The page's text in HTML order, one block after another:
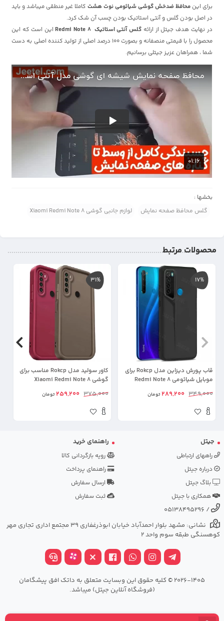
برای اینمحافظ ضدخش گوشی شیائومی نوت هشت کاملا غیر منطقی میباشد و باید
در اصل بودن گلس و آنتی استاتیک بودن چسب آن شک کرد.
در نهایت هدف جیتل از ارائه گلس آنتی استاتیک Redmi Note 8
این است که این
محصول را با قیمتی منصفانه و بصورت 100 درصد اصلی از تولید کننده اصلی به دست
شما ، همراهان عزیز جیتلی برسانیم.
بخشها :
گلس محافظ صفحه نمایش لوازم جانبی گوشی Xiaomi Redmi Note 8
محصولات مرتبط
17%
قاب پورش دیزاین مدل Rokcp برای
موبایل شیائومی Redmi Note 8
349,000
289,200تومان
31%
کاور سولید مدل Rokcp مناسب برای
گوشی Xiaomi Redmi Note 8
375,000
259,200تومان
جیتل
راههای ارتباطی
درباره جیتل
بلاگ جیتل
همکاری با جیتل
راهنمای خرید
رویه بازگردانی کالا
راهنمای پرداخت
ارسال سفارش
ثبت سفارش
/
05138495296
نشانی: مشهد بلوار احمدآباد خیابان ابوذرغفاری 39 مجتمع اداری تجاری مهر
کوهسنگی طبقه سوم واحد 2
2026-1405 © کلیه حقوق این وبسایت متعلق به داتک افق پیشگامان
(فروشگاه آنلاین جیتل) میباشد.